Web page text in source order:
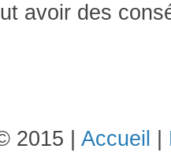
avoir des
2015 | Accueil